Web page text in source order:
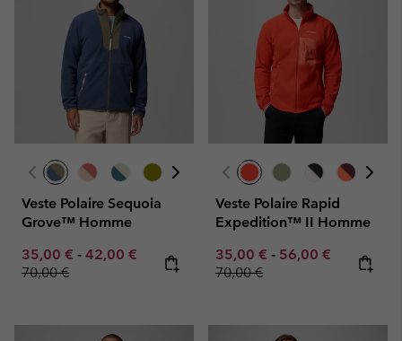
Veste Polaire Sequoia
Grove™ Homme
Minimum sale price:
35,00 € - Maximum sale price:
42,00 € Regular price:
70,00 €
Veste Polaire Rapid
Expedition™ II Homme
Minimum sale price:
35,00 € - Maximum sale
56,00 € Regular
70,00 €